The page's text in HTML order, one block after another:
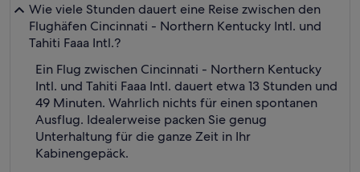
Wie viele Stunden dauert eine Reise zwischen den
Flughäfen Cincinnati - Northern Kentucky Intl. und
Tahiti Faaa Intl.?
Ein Flug zwischen Cincinnati - Northern Kentucky
Intl. und Tahiti Faaa Intl. dauert etwa 13 Stunden und
49 Minuten. Wahrlich nichts für einen spontanen
Ausflug. Idealerweise packen Sie genug
Unterhaltung für die ganze Zeit in Ihr
Kabinengepäck.